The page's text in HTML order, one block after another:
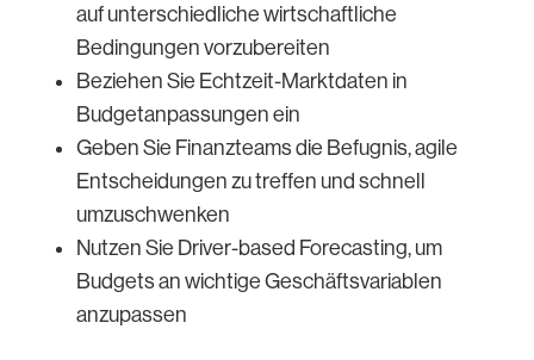
auf unterschiedliche wirtschaftliche
Bedingungen vorzubereiten
Beziehen Sie Echtzeit-Marktdaten in
Budgetanpassungen ein
Geben Sie Finanzteams die Befugnis, agile
Entscheidungen zu treffen und schnell
umzuschwenken
Nutzen Sie Driver-based Forecasting, um
Budgets an wichtige Geschäftsvariablen
anzupassen